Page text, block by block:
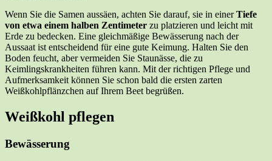
Wenn Sie die Samen aussäen, achten Sie darauf, sie in einerTiefe
von etwa einem halben Zentimeter zu platzieren und leicht mit
Erde zu bedecken. Eine gleichmäßige Bewässerung nach der
Aussaat ist entscheidend für eine gute Keimung. Halten Sie den
Boden feucht, aber vermeiden Sie Staunässe, die zu
Keimlingskrankheiten führen kann. Mit der richtigen Pflege und
Aufmerksamkeit können Sie schon bald die ersten zarten
Weißkohlpflänzchen auf Ihrem Beet begrüßen.
Weißkohl pflegen
Bewässerung